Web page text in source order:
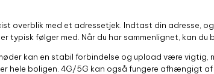
overblik med et adressetjek. Indtast din adresse,
typisk følger med. Når du har sammenlignet, kan
kan en stabil forbindelse og upload være
hele boligen. 4G/5G kan også fungere afhængigt